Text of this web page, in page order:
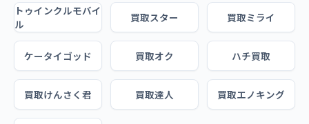
トゥインクルモバイ
ル
買取スター 買取ミライ
ケータイゴッド 買取オク ハチ買取
買取けんさく君 買取達人 買取エノキング